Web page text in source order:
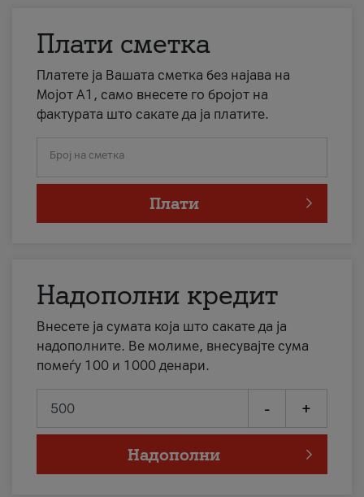
Плати сметка
Платете ја Вашата сметка без најава на
Мојот А1, само внесете го бројот на
фактурата што сакате да ја платите.
Број на сметка
Плати
Надополни кредит
Внесете ја сумата која што сакате да ја
надополните. Ве молиме, внесувајте сума
помеѓу 100 и 1000 денари.
- +
Надополни